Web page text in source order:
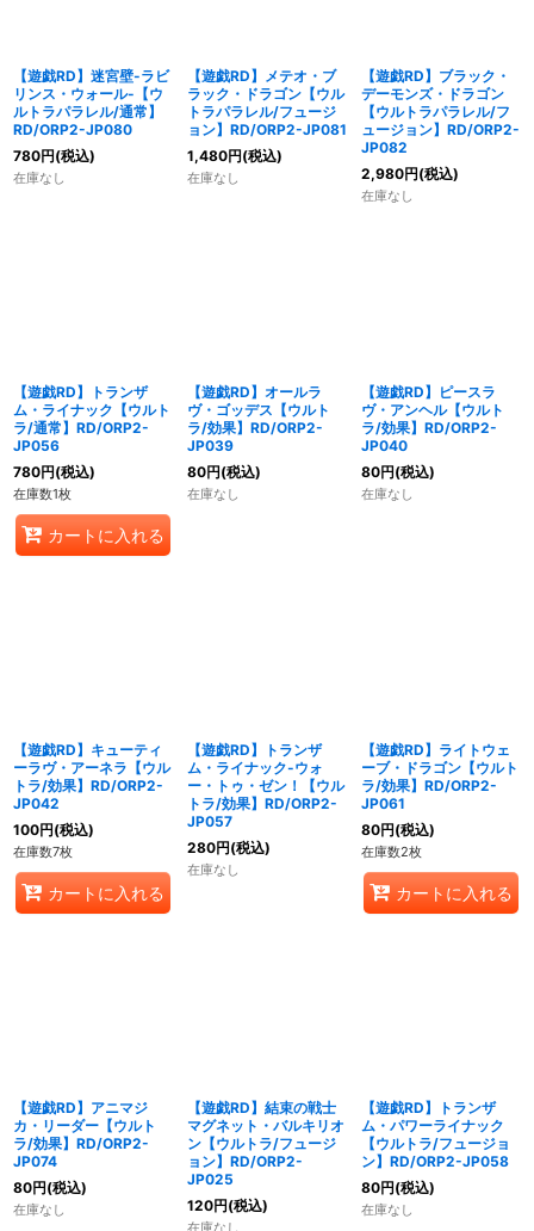
【遊戯RD】迷宮壁-ラビ
リンス・ウォール-【ウ
ルトラパラレル/通常】
RD/ORP2-JP080
780円(税込)
在庫なし
【遊戯RD】メテオ・ブ
ラック・ドラゴン【ウル
トラパラレル/フュージ
ョン】RD/ORP2-JP081
1,480円(税込)
在庫なし
【遊戯RD】ブラック・
デーモンズ・ドラゴン
【ウルトラパラレル/フ
ュージョン】RD/ORP2-
JP082
2,980円(税込)
在庫なし
【遊戯RD】トランザ
ム・ライナック【ウルト
ラ/通常】RD/ORP2-
JP056
780円(税込)
在庫数1枚
カートに入れる
【遊戯RD】オールラ
ヴ・ゴッデス【ウルト
ラ/効果】RD/ORP2-
JP039
80円(税込)
在庫なし
【遊戯RD】ピースラ
ヴ・アンヘル【ウルト
ラ/効果】RD/ORP2-
JP040
80円(税込)
在庫なし
【遊戯RD】キューティ
ーラヴ・アーネラ【ウル
トラ/効果】RD/ORP2-
JP042
100円(税込)
在庫数7枚
カートに入れる
【遊戯RD】トランザ
ム・ライナック-ウォ
ー・トゥ・ゼン！【ウル
トラ/効果】RD/ORP2-
JP057
280円(税込)
在庫なし
【遊戯RD】ライトウェ
ーブ・ドラゴン【ウルト
ラ/効果】RD/ORP2-
JP061
80円(税込)
在庫数2枚
カートに入れる
【遊戯RD】アニマジ
カ・リーダー【ウルト
ラ/効果】RD/ORP2-
JP074
80円(税込)
在庫なし
【遊戯RD】結束の戦士
マグネット・バルキリオ
ン【ウルトラ/フュージ
ョン】RD/ORP2-
JP025
120円(税込)
在庫なし
【遊戯RD】トランザ
ム・パワーライナック
【ウルトラ/フュージョ
ン】RD/ORP2-JP058
80円(税込)
在庫なし